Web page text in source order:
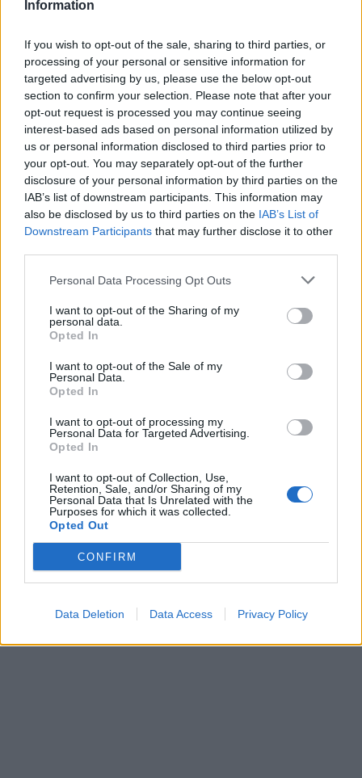
Information
If you wish to opt-out of the sale, sharing to third parties, or
processing of your personal or sensitive information for
targeted advertising by us, please use the below opt-out
section to confirm your selection. Please note that after your
opt-out request is processed you may continue seeing
interest-based ads based on personal information utilized by
us or personal information disclosed to third parties prior to
your opt-out. You may separately opt-out of the further
disclosure of your personal information by third parties on the
IAB’s list of downstream participants. This information may
also be disclosed by us to third parties on the IAB’s List of
Downstream Participants that may further disclose it to other
Personal Data Processing Opt Outs
I want to opt-out of the Sharing of my
personal data.
Opted In
I want to opt-out of the Sale of my
Personal Data.
Opted In
I want to opt-out of processing my
Personal Data for Targeted Advertising.
Opted In
I want to opt-out of Collection, Use,
Retention, Sale, and/or Sharing of my
Personal Data that Is Unrelated with the
Purposes for which it was collected.
Opted Out
CONFIRM
Data Deletion Data Access Privacy Policy
Πηγή: typosthes.gr